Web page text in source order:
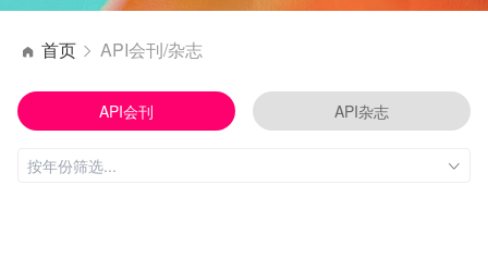
API会刊 API杂志
首页 API会刊/杂志